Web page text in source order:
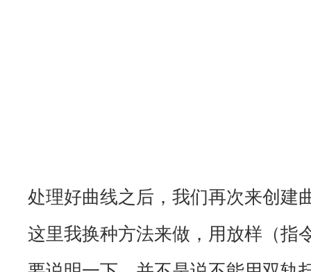
处理好曲线之后，我们再次来创建
这里我换种方法来做，用放样（指